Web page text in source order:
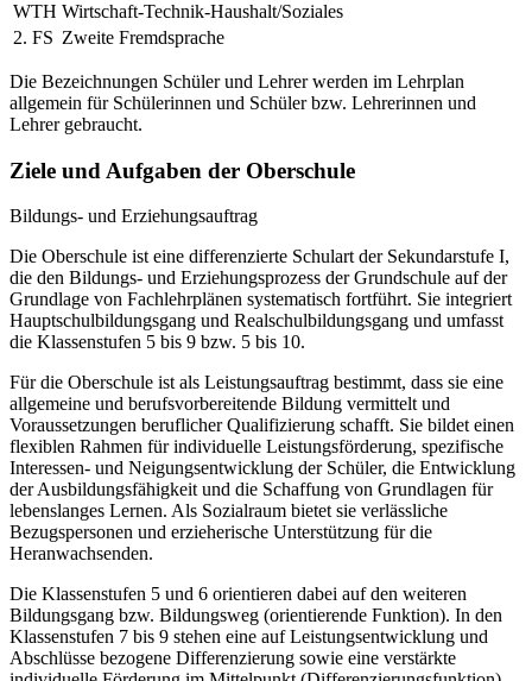
WTH Wirtschaft-Technik-Haushalt/Soziales
2. FS Zweite Fremdsprache
Die Bezeichnungen Schüler und Lehrer werden im Lehrplan
allgemein für Schülerinnen und Schüler bzw. Lehrerinnen und
Lehrer gebraucht.
Ziele und Aufgaben der Oberschule
Bildungs- und Erziehungsauftrag
Die Oberschule ist eine differenzierte Schulart der Sekundarstufe I,
die den Bildungs- und Erziehungsprozess der Grundschule auf der
Grundlage von Fachlehrplänen systematisch fortführt. Sie integriert
Hauptschulbildungsgang und Realschulbildungsgang und umfasst
die Klassenstufen 5 bis 9 bzw. 5 bis 10.
Für die Oberschule ist als Leistungsauftrag bestimmt, dass sie eine
allgemeine und berufsvorbereitende Bildung vermittelt und
Voraussetzungen beruflicher Qualifizierung schafft. Sie bildet einen
flexiblen Rahmen für individuelle Leistungsförderung, spezifische
Interessen- und Neigungsentwicklung der Schüler, die Entwicklung
der Ausbildungsfähigkeit und die Schaffung von Grundlagen für
lebenslanges Lernen. Als Sozialraum bietet sie verlässliche
Bezugspersonen und erzieherische Unterstützung für die
Heranwachsenden.
Die Klassenstufen 5 und 6 orientieren dabei auf den weiteren
Bildungsgang bzw. Bildungsweg (orientierende Funktion). In den
Klassenstufen 7 bis 9 stehen eine auf Leistungsentwicklung und
Abschlüsse bezogene Differenzierung sowie eine verstärkte